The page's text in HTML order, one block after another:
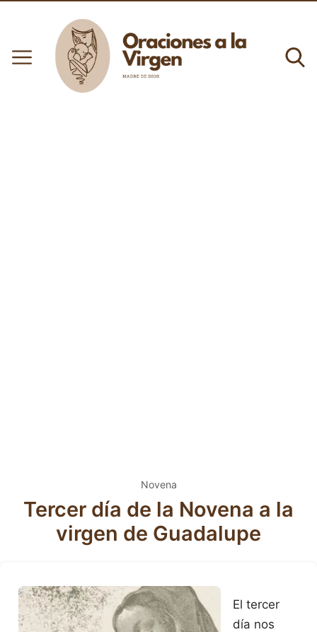
Novena
Tercer día de la Novena a la
virgen de Guadalupe
El tercer
día nos